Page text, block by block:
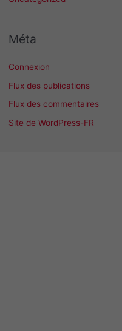
Méta
Connexion
Flux des publications
Flux des commentaires
Site de WordPress-FR